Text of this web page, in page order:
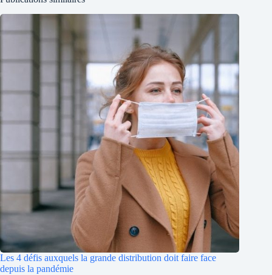
Les 4 défis auxquels la grande distribution doit faire face
depuis la pandémie